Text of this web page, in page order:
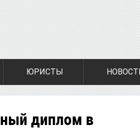
ЮРИСТЫ
диплом в